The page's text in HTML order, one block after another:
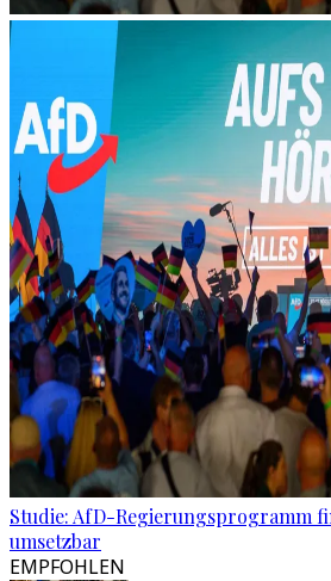
Studie: AfD-Regierungsprogramm
umsetzbar
EMPFOHLEN